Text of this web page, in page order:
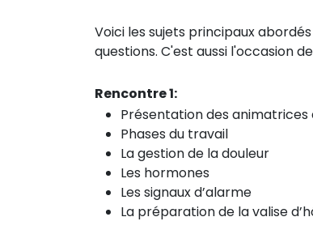
Voici les sujets principaux
questions. C'est aussi l'occasion
Rencontre 1:
Présentation des
Phases du travail
La gestion de la douleur
Les hormones
Les signaux d’alarme
La préparation de la valise